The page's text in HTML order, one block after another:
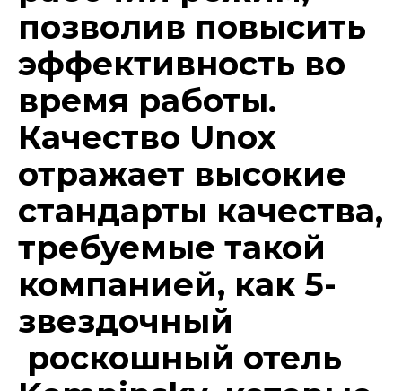
позволив повысить
эффективность во
время работы.
Качество Unox
отражает высокие
стандарты качества,
требуемые такой
компанией, как 5-
звездочный
роскошный отель